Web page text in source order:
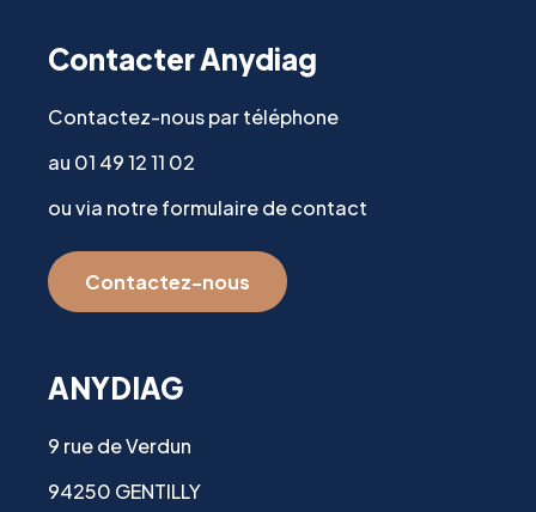
Contacter Anydiag
Contactez-nous par téléphone
au 01 49 12 11 02
ou via notre formulaire de contact
Contactez-nous
ANYDIAG
9 rue de Verdun
94250 GENTILLY